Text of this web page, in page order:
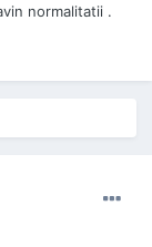
normalitatii .